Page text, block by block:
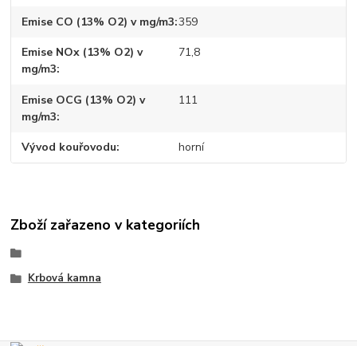
Emise CO (13% O2) v mg/m3 359
Emise NOx (13% O2) v
mg/m3
71,8
Emise OCG (13% O2) v
mg/m3
111
Vývod kouřovodu horní
Zboží zařazeno v kategoriích
Krbová kamna